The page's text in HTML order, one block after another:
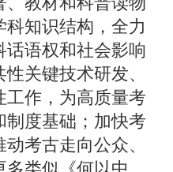
知识结构，全力
语权和社会影响
关键技术研发、
作，为高质量考
度基础；加快考
考古走向公众、
类似《何以中